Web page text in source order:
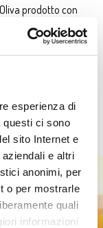
esperienza di
questi ci sono
sito Internet e
e altri
anonimi, per
o per mostrarle
quali
informazioni
prodotto con
pieno rispetto